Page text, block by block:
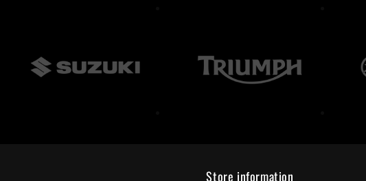
Store information